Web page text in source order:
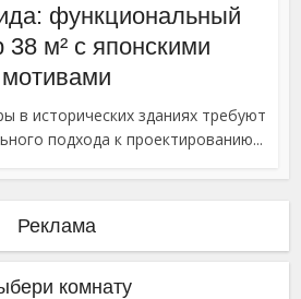
функциональный
38 м² с японскими
мотивами
в исторических зданиях требуют
подхода к проектированию...
Реклама
комнату